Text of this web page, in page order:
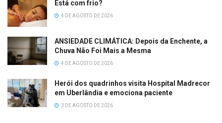
Está com frio?
4 DE AGOSTO DE 2026
ANSIEDADE CLIMÁTICA: Depois da Enchente, a
Chuva Não Foi Mais a Mesma
4 DE AGOSTO DE 2026
Herói dos quadrinhos visita Hospital Madrecor
em Uberlândia e emociona paciente
3 DE AGOSTO DE 2026